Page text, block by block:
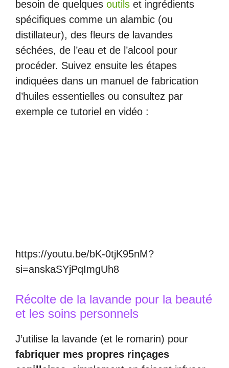
besoin de quelques outils et ingrédients
spécifiques comme un alambic (ou
distillateur), des fleurs de lavandes
séchées, de l’eau et de l’alcool pour
procéder. Suivez ensuite les étapes
indiquées dans un manuel de fabrication
d’huiles essentielles ou consultez par
exemple ce tutoriel en vidéo :
https://youtu.be/bK-0tjK95nM?
si=anskaSYjPqImgUh8
Récolte de la lavande pour la beauté
et les soins personnels
J’utilise la lavande (et le romarin) pour
fabriquer mes propres rinçages